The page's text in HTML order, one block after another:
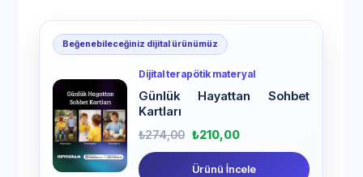
Beğenebileceğiniz dijital ürünümüz
Dijital terapötik materyal
Günlük Hayattan Sohbet
Kartları
₺274,00 ₺210,00
Ürünü İncele